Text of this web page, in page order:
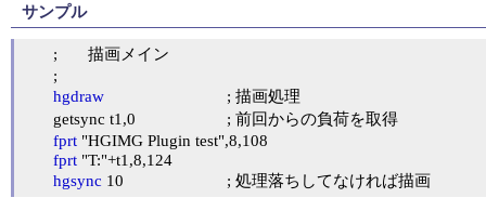
サンプル
hgdraw
fprt "HGIMG Plugin test",8,108
fprt "T:"+t1,8,124
hgsync
10			; 処理落ちしてなければ描画